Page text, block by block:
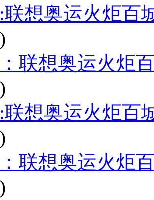
联想奥运火炬百
联想奥运火炬
联想奥运火炬百
联想奥运火炬